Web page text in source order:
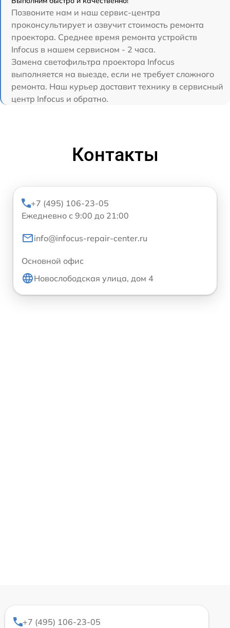
Позвоните нам и наш сервис-центра
проконсультирует и озвучит стоимость ремонта
проектора. Среднее время ремонта устройств
Infocus в нашем сервисном - 2 часа.
Замена светофильтра проектора Infocus
выполняется на выезде, если не требует сложного
ремонта. Наш курьер доставит технику в сервисный
центр Infocus и обратно.
Контакты
+7 (495) 106-23-05
Ежедневно с 9:00 до 21:00
info@infocus-repair-center.ru
Основной офис
Новослободская улица, дом 4
+7 (495) 106-23-05